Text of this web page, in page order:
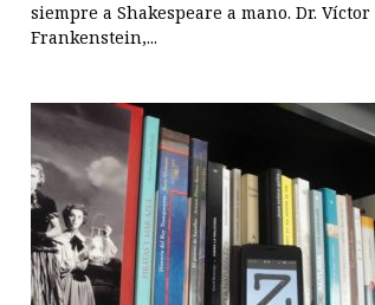
siempre a Shakespeare a mano. Dr. Víctor
Frankenstein,...